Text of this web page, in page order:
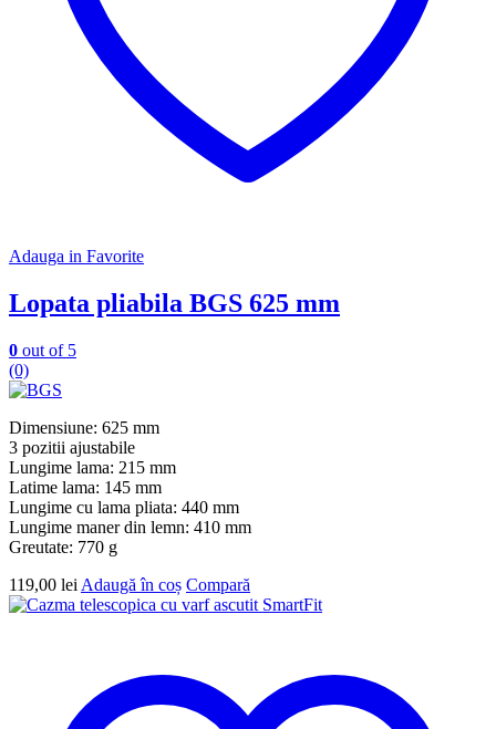
Adauga in Favorite
Lopata pliabila BGS 625 mm
0 out of 5
(0)
Dimensiune: 625 mm
3 pozitii ajustabile
Lungime lama: 215 mm
Latime lama: 145 mm
Lungime cu lama pliata: 440 mm
Lungime maner din lemn: 410 mm
Greutate: 770 g
119,00 lei Adaugă în coș Compară